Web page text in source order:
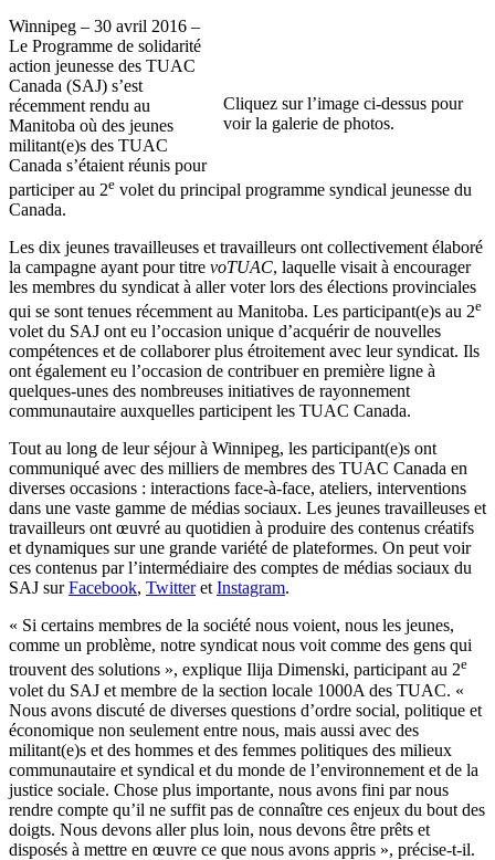
Cliquez sur l’image ci-dessus pour
voir la galerie de photos.
Winnipeg – 30 avril 2016 –
Le Programme de solidarité
action jeunesse des TUAC
Canada (SAJ) s’est
récemment rendu au
Manitoba où des jeunes
militant(e)s des TUAC
Canada s’étaient réunis pour
participer au 2e volet du principal programme syndical jeunesse du
Canada.
Les dix jeunes travailleuses et travailleurs ont collectivement élaboré
la campagne ayant pour titre voTUAC, laquelle visait à encourager
les membres du syndicat à aller voter lors des élections provinciales
qui se sont tenues récemment au Manitoba. Les participant(e)s au 2e
volet du SAJ ont eu l’occasion unique d’acquérir de nouvelles
compétences et de collaborer plus étroitement avec leur syndicat. Ils
ont également eu l’occasion de contribuer en première ligne à
quelques-unes des nombreuses initiatives de rayonnement
communautaire auxquelles participent les TUAC Canada.
Tout au long de leur séjour à Winnipeg, les participant(e)s ont
communiqué avec des milliers de membres des TUAC Canada en
diverses occasions : interactions face-à-face, ateliers, interventions
dans une vaste gamme de médias sociaux. Les jeunes travailleuses et
travailleurs ont œuvré au quotidien à produire des contenus créatifs
et dynamiques sur une grande variété de plateformes. On peut voir
ces contenus par l’intermédiaire des comptes de médias sociaux du
SAJ surFacebook, Twitteret Instagram.
« Si certains membres de la société nous voient, nous les jeunes,
comme un problème, notre syndicat nous voit comme des gens qui
trouvent des solutions », explique Ilija Dimenski, participant au 2e
volet du SAJ et membre de la section locale 1000A des TUAC. «
Nous avons discuté de diverses questions d’ordre social, politique et
économique non seulement entre nous, mais aussi avec des
militant(e)s et des hommes et des femmes politiques des milieux
communautaire et syndical et du monde de l’environnement et de la
justice sociale. Chose plus importante, nous avons fini par nous
rendre compte qu’il ne suffit pas de connaître ces enjeux du bout des
doigts. Nous devons aller plus loin, nous devons être prêts et
disposés à mettre en œuvre ce que nous avons appris », précise-t-il.